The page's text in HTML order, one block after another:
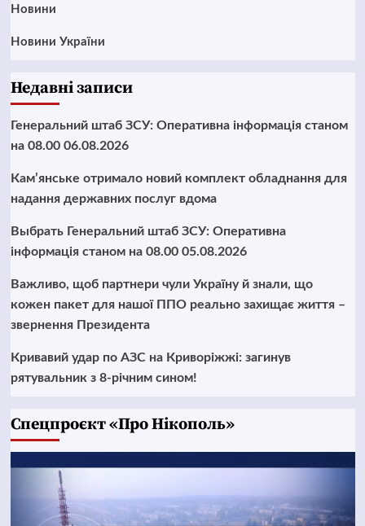
Новини
Новини України
Недавні записи
Генеральний штаб ЗСУ: Оперативна інформація станом
на 08.00 06.08.2026
Кам’янське отримало новий комплект обладнання для
надання державних послуг вдома
Выбрать Генеральний штаб ЗСУ: Оперативна
інформація станом на 08.00 05.08.2026
Важливо, щоб партнери чули Україну й знали, що
кожен пакет для нашої ППО реально захищає життя –
звернення Президента
Кривавий удар по АЗС на Криворіжжі: загинув
рятувальник з 8-річним сином!
Cпецпроєкт «Про Нікополь»